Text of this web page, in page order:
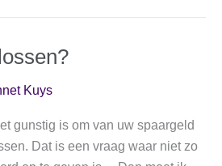
Kuys
gunstig is om van uw spaargeld
Dat is een vraag waar niet zo